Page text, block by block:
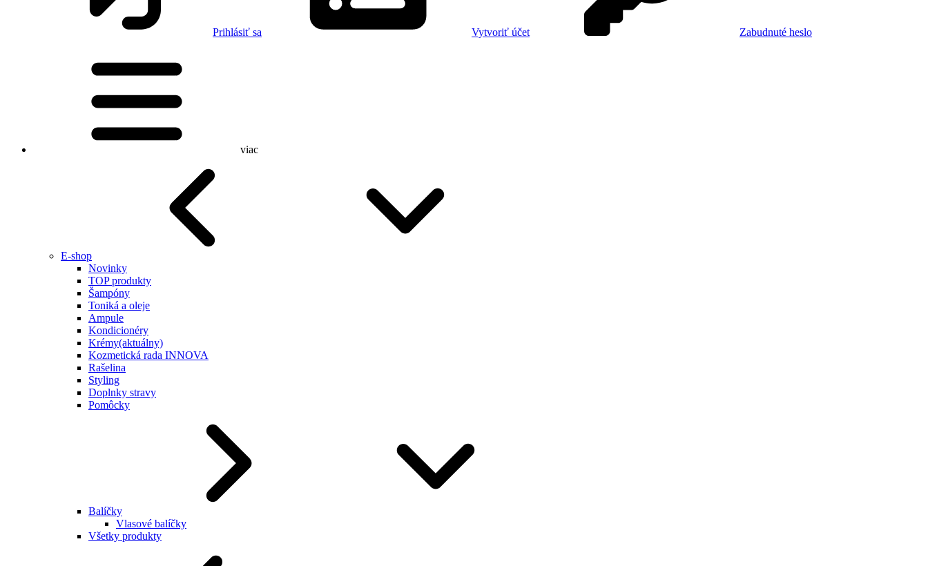
Prihlásiť sa Vytvoriť účet Zabudnuté heslo
viac
E-shop
Novinky
TOP produkty
Šampóny
Toniká a oleje
Ampule
Kondicionéry
Krémy(aktuálny)
Kozmetická rada INNOVA
Rašelina
Styling
Doplnky stravy
Pomôcky
Balíčky
Vlasové balíčky
Všetky produkty